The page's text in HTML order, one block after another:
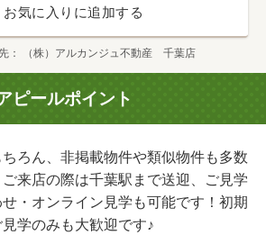
お気に入りに追加する
（株）アルカンジュ不動産 千葉店
ピールポイント
ろん、非掲載物件や類似物件も多数
来店の際は千葉駅まで送迎、ご見学
・オンライン見学も可能です！初期
学のみも大歓迎です♪